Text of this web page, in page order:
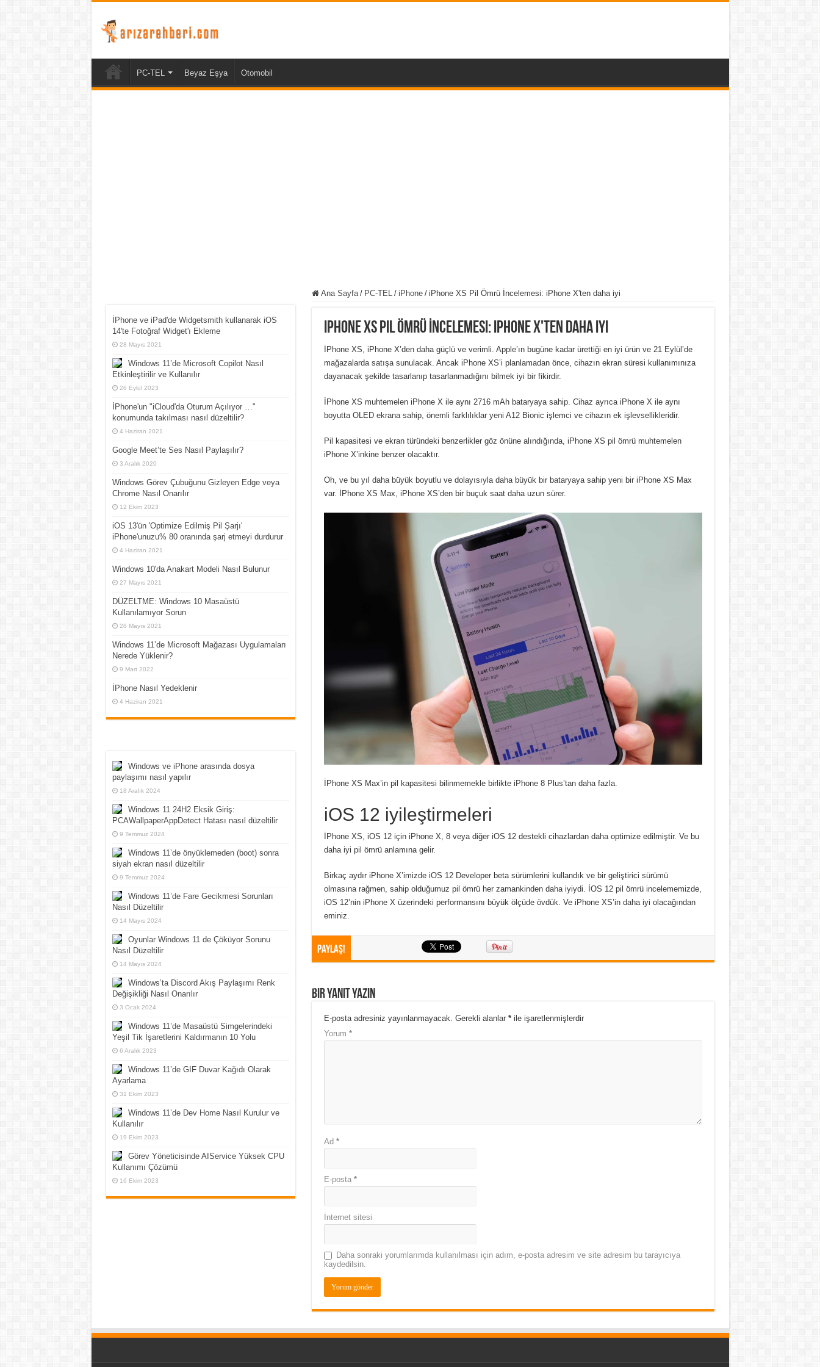
PC-TEL Beyaz Eşya Otomobil
Ana Sayfa / PC-TEL / iPhone / iPhone XS Pil Ömrü İncelemesi: iPhone X'ten daha iyi
iPhone XS Pil Ömrü İncelemesi: iPhone X'ten daha iyi
İPhone XS, iPhone X’den daha güçlü ve verimli. Apple’ın bugüne kadar ürettiği en iyi ürün ve 21 Eylül’de
mağazalarda satışa sunulacak. Ancak iPhone XS’i planlamadan önce, cihazın ekran süresi kullanımınıza
dayanacak şekilde tasarlanıp tasarlanmadığını bilmek iyi bir fikirdir.
İPhone XS muhtemelen iPhone X ile aynı 2716 mAh bataryaya sahip. Cihaz ayrıca iPhone X ile aynı
boyutta OLED ekrana sahip, önemli farklılıklar yeni A12 Bionic işlemci ve cihazın ek işlevsellikleridir.
Pil kapasitesi ve ekran türündeki benzerlikler göz önüne alındığında, iPhone XS pil ömrü muhtemelen
iPhone X’inkine benzer olacaktır.
Oh, ve bu yıl daha büyük boyutlu ve dolayısıyla daha büyük bir bataryaya sahip yeni bir iPhone XS Max
var. İPhone XS Max, iPhone XS’den bir buçuk saat daha uzun sürer.
İPhone XS Max’in pil kapasitesi bilinmemekle birlikte iPhone 8 Plus’tan daha fazla.
iOS 12 iyileştirmeleri
İPhone XS, iOS 12 için iPhone X, 8 veya diğer iOS 12 destekli cihazlardan daha optimize edilmiştir. Ve bu
daha iyi pil ömrü anlamına gelir.
Birkaç aydır iPhone X’imizde iOS 12 Developer beta sürümlerini kullandık ve bir geliştirici sürümü
olmasına rağmen, sahip olduğumuz pil ömrü her zamankinden daha iyiydi. İOS 12 pil ömrü incelememizde,
iOS 12’nin iPhone X üzerindeki performansını büyük ölçüde övdük. Ve iPhone XS’in daha iyi olacağından
eminiz.
Paylaş!
Bir yanıt yazın
E-posta adresiniz yayınlanmayacak. Gerekli alanlar *ile işaretlenmişlerdir
Yorum *
Ad *
E-posta *
İnternet sitesi
Daha sonraki yorumlarımda kullanılması için adım, e-posta adresim ve site adresim bu tarayıcıya
kaydedilsin.
İPhone ve iPad'de Widgetsmith kullanarak iOS
14'te Fotoğraf Widget'ı Ekleme
28 Mayıs 2021
Windows 11’de Microsoft Copilot Nasıl
Etkinleştirilir ve Kullanılır
26 Eylül 2023
İPhone'un "iCloud'da Oturum Açılıyor …"
konumunda takılması nasıl düzeltilir?
4 Haziran 2021
Google Meet’te Ses Nasıl Paylaşılır?
3 Aralık 2020
Windows Görev Çubuğunu Gizleyen Edge veya
Chrome Nasıl Onarılır
12 Ekim 2023
iOS 13'ün 'Optimize Edilmiş Pil Şarjı'
iPhone'unuzu% 80 oranında şarj etmeyi durdurur
4 Haziran 2021
Windows 10'da Anakart Modeli Nasıl Bulunur
27 Mayıs 2021
DÜZELTME: Windows 10 Masaüstü
Kullanılamıyor Sorun
28 Mayıs 2021
Windows 11’de Microsoft Mağazası Uygulamaları
Nerede Yüklenir?
9 Mart 2022
İPhone Nasıl Yedeklenir
4 Haziran 2021
Windows ve iPhone arasında dosya
paylaşımı nasıl yapılır
18 Aralık 2024
Windows 11 24H2 Eksik Giriş:
PCAWallpaperAppDetect Hatası nasıl düzeltilir
9 Temmuz 2024
Windows 11’de önyüklemeden (boot) sonra
siyah ekran nasıl düzeltilir
9 Temmuz 2024
Windows 11’de Fare Gecikmesi Sorunları
Nasıl Düzeltilir
14 Mayıs 2024
Oyunlar Windows 11 de Çöküyor Sorunu
Nasıl Düzeltilir
14 Mayıs 2024
Windows’ta Discord Akış Paylaşımı Renk
Değişikliği Nasıl Onarılır
3 Ocak 2024
Windows 11’de Masaüstü Simgelerindeki
Yeşil Tik İşaretlerini Kaldırmanın 10 Yolu
6 Aralık 2023
Windows 11’de GIF Duvar Kağıdı Olarak
Ayarlama
31 Ekim 2023
Windows 11’de Dev Home Nasıl Kurulur ve
Kullanılır
19 Ekim 2023
Görev Yöneticisinde AIService Yüksek CPU
Kullanımı Çözümü
16 Ekim 2023